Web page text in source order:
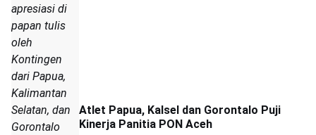
apresiasi di
papan tulis
oleh
Kontingen
dari Papua,
Kalimantan
Selatan, dan
Gorontalo
Atlet Papua, Kalsel dan Gorontalo Puji
Kinerja Panitia PON Aceh